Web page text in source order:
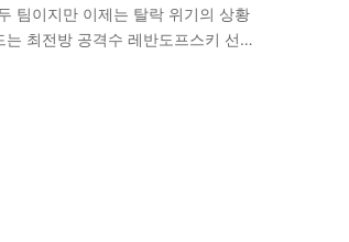
팀이지만 이제는 탈락 위기의 상황
최전방 공격수 레반도프스키 선